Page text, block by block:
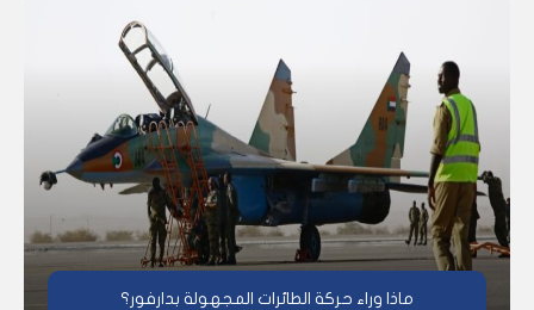
ماذا وراء حركة الطائرات المجهولة بدارفور؟